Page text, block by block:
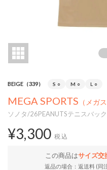
BEIGE（339） S ○ M ○ L ○
MEGA SPORTS （メガ
ソノタ/26PEANUTSテニスバッ
¥3,300 税込
この商品はサイズ交
返品の場合：返送料 (同